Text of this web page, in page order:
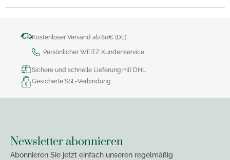
Kostenloser Versand ab 80€ (DE)
Persönlicher WEITZ Kundenservice
Sichere und schnelle Lieferung mit DHL
Gesicherte SSL-Verbindung
Newsletter abonnieren
Abonnieren Sie jetzt einfach unseren regelmäßig